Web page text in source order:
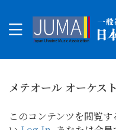
メテオール オーケ
このコンテンツを閲覧